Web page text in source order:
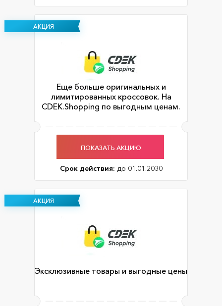
АКЦИЯ
Еще больше оригинальных и
лимитированных кроссовок. На
CDEK.Shopping по выгодным ценам.
ПОКАЗАТЬ АКЦИЮ
Срок действия: до 01.01.2030
АКЦИЯ
Эксклюзивные товары и выгодные цены